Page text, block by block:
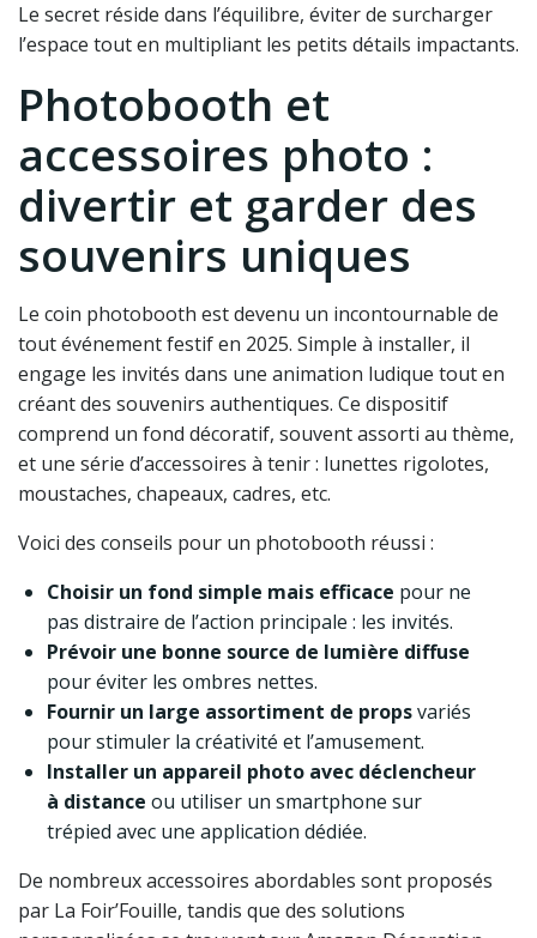
Le secret réside dans l’équilibre, éviter de surcharger
l’espace tout en multipliant les petits détails impactants.
Photobooth et
accessoires photo :
divertir et garder des
souvenirs uniques
Le coin photobooth est devenu un incontournable de
tout événement festif en 2025. Simple à installer, il
engage les invités dans une animation ludique tout en
créant des souvenirs authentiques. Ce dispositif
comprend un fond décoratif, souvent assorti au thème,
et une série d’accessoires à tenir : lunettes rigolotes,
moustaches, chapeaux, cadres, etc.
Voici des conseils pour un photobooth réussi :
Choisir un fond simple mais efficace pour ne
pas distraire de l’action principale : les invités.
Prévoir une bonne source de lumière diffuse
pour éviter les ombres nettes.
Fournir un large assortiment de propsvariés
pour stimuler la créativité et l’amusement.
Installer un appareil photo avec déclencheur
à distance ou utiliser un smartphone sur
trépied avec une application dédiée.
De nombreux accessoires abordables sont proposés
par La Foir’Fouille, tandis que des solutions